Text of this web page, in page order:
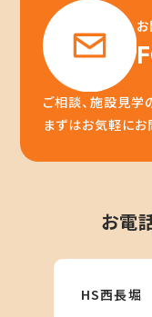
お
ご相談、施設見学
まずはお気軽にお
お電
HS西長堀